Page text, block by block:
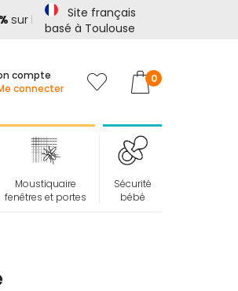
lesproduits anti cambriolage
Site français
basé à Toulouse
compte
connecter
Mon panier
0
Moustiquaire
fenêtres et portes
Sécurité
bébé